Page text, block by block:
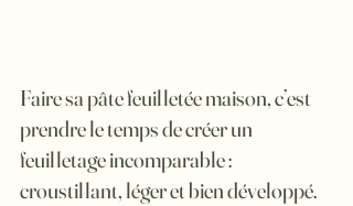
Faire sa pâte feuilletée maison, c’est
prendre le temps de créer un
feuilletage incomparable :
croustillant, léger et bien développé.